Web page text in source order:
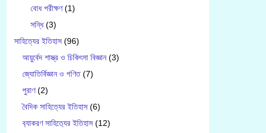
বোধ পরীক্ষণ(1)
সন্ধি(3)
সাহিত্যের ইতিহাস (96)
আয়ুর্বেদ শাস্ত্র ও চিকিৎসা বিজ্ঞান(3)
জ্যোতির্বিজ্ঞান ও গণিত(7)
পুরাণ(2)
বৈদিক সাহিত্যের ইতিহাস (6)
ব‍্যাকরণ সাহিত‍্যের ইতিহাস (12)